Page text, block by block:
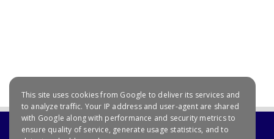
This site uses cookies from Google to deliver its services and
to analyze traffic. Your IP address and user-agent are shared
with Google along with performance and security metrics to
ensure quality of service, generate usage statistics, and to